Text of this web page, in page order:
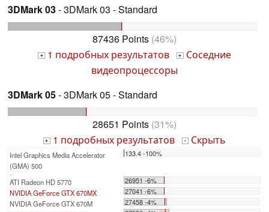
3DMark 03- 3DMark 03 - Standard
87436 Points (46%)
+ 1 подробных результатов + Соседние
видеопроцессоры
3DMark 05- 3DMark 05 - Standard
28651 Points (31%)
+ 1 подробных результатов - Скрыть
Intel Graphics Media Accelerator
(GMA) 500
133.4 -100%
...
ATI Radeon HD 5770
26951 -6%
NVIDIA GeForce GTX 670MX
27041 -6%
NVIDIA GeForce GTX 670M
27458 -4%